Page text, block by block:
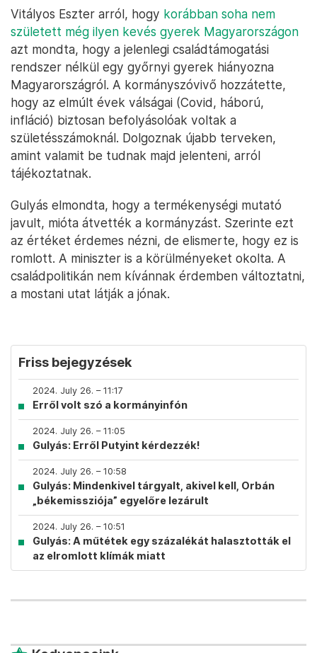
Vitályos Eszter arról, hogy korábban soha nem
született még ilyen kevés gyerek Magyarországon
azt mondta, hogy a jelenlegi családtámogatási
rendszer nélkül egy győrnyi gyerek hiányozna
Magyarországról. A kormányszóvivő hozzátette,
hogy az elmúlt évek válságai (Covid, háború,
infláció) biztosan befolyásolóak voltak a
születésszámoknál. Dolgoznak újabb terveken,
amint valamit be tudnak majd jelenteni, arról
tájékoztatnak.
Gulyás elmondta, hogy a termékenységi mutató
javult, mióta átvették a kormányzást. Szerinte ezt
az értéket érdemes nézni, de elismerte, hogy ez is
romlott. A miniszter is a körülményeket okolta. A
családpolitikán nem kívánnak érdemben változtatni,
a mostani utat látják a jónak.
Friss bejegyzések
2024. July 26. – 11:17
Erről volt szó a kormányinfón
2024. July 26. – 11:05
Gulyás: Erről Putyint kérdezzék!
2024. July 26. – 10:58
Gulyás: Mindenkivel tárgyalt, akivel kell, Orbán
„békemissziója” egyelőre lezárult
2024. July 26. – 10:51
Gulyás: A műtétek egy százalékát halasztották el
az elromlott klímák miatt